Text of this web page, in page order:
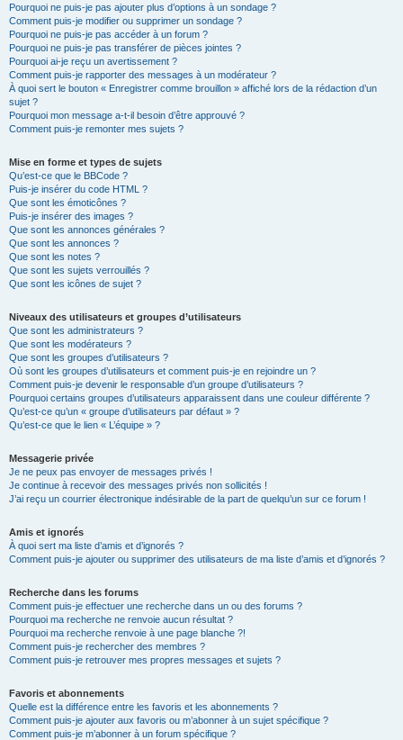
Pourquoi ne puis-je pas ajouter plus d’options à un sondage ?
Comment puis-je modifier ou supprimer un sondage ?
Pourquoi ne puis-je pas accéder à un forum ?
Pourquoi ne puis-je pas transférer de pièces jointes ?
Pourquoi ai-je reçu un avertissement ?
Comment puis-je rapporter des messages à un modérateur ?
À quoi sert le bouton « Enregistrer comme brouillon » affiché lors de la rédaction d’un
sujet ?
Pourquoi mon message a-t-il besoin d’être approuvé ?
Comment puis-je remonter mes sujets ?
Mise en forme et types de sujets
Qu’est-ce que le BBCode ?
Puis-je insérer du code HTML ?
Que sont les émoticônes ?
Puis-je insérer des images ?
Que sont les annonces générales ?
Que sont les annonces ?
Que sont les notes ?
Que sont les sujets verrouillés ?
Que sont les icônes de sujet ?
Niveaux des utilisateurs et groupes d’utilisateurs
Que sont les administrateurs ?
Que sont les modérateurs ?
Que sont les groupes d’utilisateurs ?
Où sont les groupes d’utilisateurs et comment puis-je en rejoindre un ?
Comment puis-je devenir le responsable d’un groupe d’utilisateurs ?
Pourquoi certains groupes d’utilisateurs apparaissent dans une couleur différente ?
Qu’est-ce qu’un « groupe d’utilisateurs par défaut » ?
Qu’est-ce que le lien « L’équipe » ?
Messagerie privée
Je ne peux pas envoyer de messages privés !
Je continue à recevoir des messages privés non sollicités !
J’ai reçu un courrier électronique indésirable de la part de quelqu’un sur ce forum !
Amis et ignorés
À quoi sert ma liste d’amis et d’ignorés ?
Comment puis-je ajouter ou supprimer des utilisateurs de ma liste d’amis et d’ignorés ?
Recherche dans les forums
Comment puis-je effectuer une recherche dans un ou des forums ?
Pourquoi ma recherche ne renvoie aucun résultat ?
Pourquoi ma recherche renvoie à une page blanche ?!
Comment puis-je rechercher des membres ?
Comment puis-je retrouver mes propres messages et sujets ?
Favoris et abonnements
Quelle est la différence entre les favoris et les abonnements ?
Comment puis-je ajouter aux favoris ou m’abonner à un sujet spécifique ?
Comment puis-je m’abonner à un forum spécifique ?